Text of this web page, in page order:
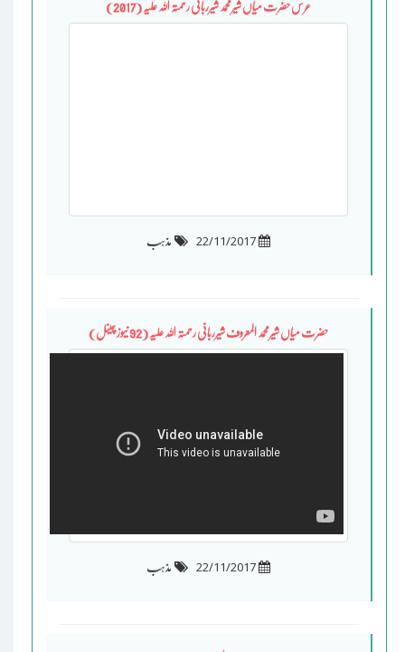
عرس حضرت میاں شیرمحمد شیرربانی رحمتہ اللہ علیہ (2017)
22/11/2017 مذہب
حضرت میاں شیرمحمد المعروف شیرربانی رحمتہ اللہ علیہ (92 نیوز چینل)
22/11/2017 مذہب